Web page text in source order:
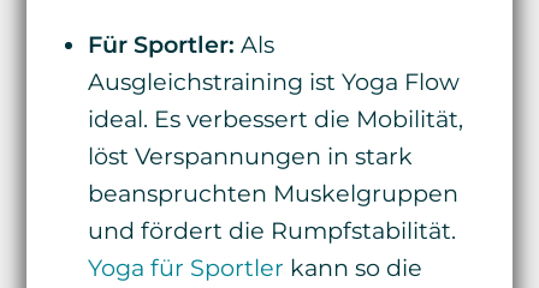
Für Sportler: Als
Ausgleichstraining ist Yoga Flow
ideal. Es verbessert die Mobilität,
löst Verspannungen in stark
beanspruchten Muskelgruppen
und fördert die Rumpfstabilität.
Yoga für Sportler kann so die